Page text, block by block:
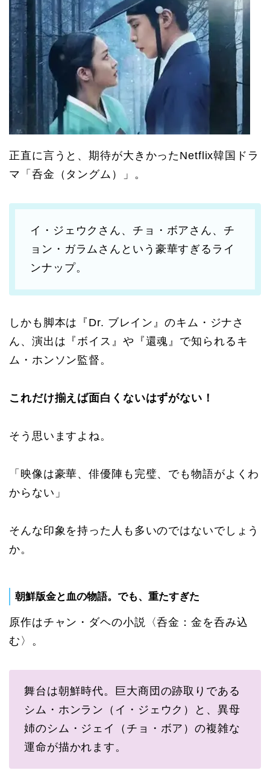
正直に言うと、期待が大きかったNetflix韓国ドラ
マ「呑金（タングム）」。
イ・ジェウクさん、チョ・ボアさん、チ
ョン・ガラムさんという豪華すぎるライ
ンナップ。
しかも脚本は『Dr. ブレイン』のキム・ジナさ
ん、演出は『ボイス』や『還魂』で知られるキ
ム・ホンソン監督。
これだけ揃えば面白くないはずがない！
そう思いますよね。
「映像は豪華、俳優陣も完璧、でも物語がよくわ
からない」
そんな印象を持った人も多いのではないでしょう
か。
朝鮮版金と血の物語。でも、重たすぎた
原作はチャン・ダヘの小説〈呑金：金を呑み込
む〉。
舞台は朝鮮時代。巨大商団の跡取りである
シム・ホンラン（イ・ジェウク）と、異母
姉のシム・ジェイ（チョ・ボア）の複雑な
運命が描かれます。